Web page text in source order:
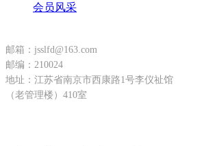
会员风采
邮箱：jsslfd@163.com
邮编：210024
地址：江苏省南京市西康路1号李仪祉馆
（老管理楼）410室